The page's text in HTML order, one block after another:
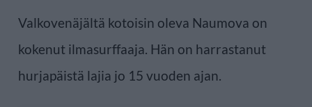
Valkovenäjältä kotoisin oleva Naumova on
kokenut ilmasurffaaja. Hän on harrastanut
hurjapäistä lajia jo 15 vuoden ajan.